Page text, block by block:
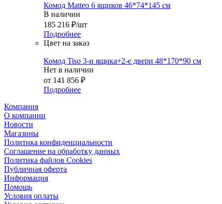
Комод Matteo 6 ящиков 46*74*145 см
В наличии
185 216 ₽/шт
Подробнее
Цвет на заказ
Комод Tiso 3-и ящика+2-е двери 48*170*90 см
Нет в наличии
от 141 856 ₽
Подробнее
Компания
О компании
Новости
Магазины
Политика конфиденциальности
Соглашение на обработку данных
Политика файлов Cookies
Публичная оферта
Информация
Помощь
Условия оплаты